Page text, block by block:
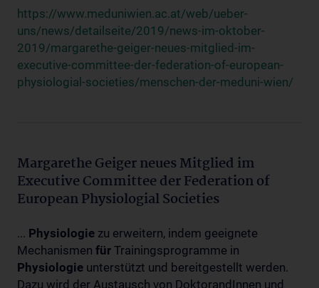
https://www.meduniwien.ac.at/web/ueber-
uns/news/detailseite/2019/news-im-oktober-
2019/margarethe-geiger-neues-mitglied-im-
executive-committee-der-federation-of-european-
physiologial-societies/menschen-der-meduni-wien/
Margarethe Geiger neues Mitglied im
Executive Committee der Federation of
European Physiologial Societies
... Physiologie zu erweitern, indem geeignete
Mechanismen für Trainingsprogramme in
Physiologie unterstützt und bereitgestellt werden.
Dazu wird der Austausch von DoktorandInnen und